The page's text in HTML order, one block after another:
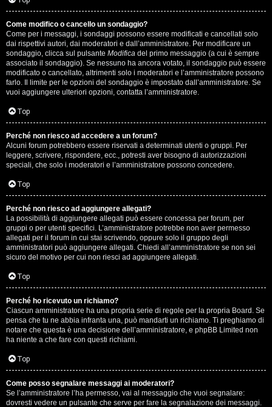
Come modifico o cancello un sondaggio?
Come per i messaggi, i sondaggi possono essere modificati e cancellati solo
dai rispettivi autori, dai moderatori e dall’amministratore. Per modificare un
sondaggio, clicca sul pulsante Modifica del primo messaggio (a cui è sempre
associato il sondaggio). Se nessuno ha ancora votato, il sondaggio può essere
modificato o cancellato, altrimenti solo i moderatori e l’amministratore possono
farlo. Il limite per le opzioni del sondaggio è impostato dall’amministratore. Se
vuoi aggiungere ulteriori opzioni, contatta l’amministratore.
Top
Perché non riesco ad accedere a un forum?
Alcuni forum potrebbero essere riservati a determinati utenti o gruppi. Per
leggere, scrivere, rispondere, ecc., potresti aver bisogno di autorizzazioni
speciali, che solo i moderatori e l’amministratore possono concedere.
Top
Perché non riesco ad aggiungere allegati?
La possibilità di aggiungere allegati può essere concessa per forum, per
gruppi o per utenti specifici. L’amministratore potrebbe non aver permesso
allegati per il forum in cui stai scrivendo, oppure solo il gruppo degli
amministratori può aggiungere allegati. Chiedi all’amministratore se non sei
sicuro del motivo per cui non riesci ad aggiungere allegati.
Top
Perché ho ricevuto un richiamo?
Ciascun amministratore ha una propria serie di regole per la propria Board. Se
pensa che tu ne abbia infranta una, può mandarti un richiamo. Ti preghiamo di
notare che questa è una decisione dell’amministratore, e phpBB Limited non
ha niente a che fare con questi richiami.
Top
Come posso segnalare messaggi ai moderatori?
Se l’amministratore l’ha permesso, vai al messaggio che vuoi segnalare:
dovresti vedere un pulsante che serve per fare la segnalazione dei messaggi.
o
s
t
i
n
o
.
.
.
R
e
s
o
c
o
n
t
i
S